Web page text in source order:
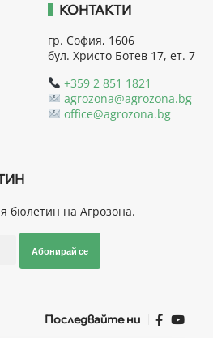
КОНТАКТИ
гр. София, 1606
бул. Христо Ботев 17, ет. 7
+359 2 851 1821
agrozona@agrozona.bg
office@agrozona.bg
бюлетин на Агрозона.
Абонирай се
Последвайте ни